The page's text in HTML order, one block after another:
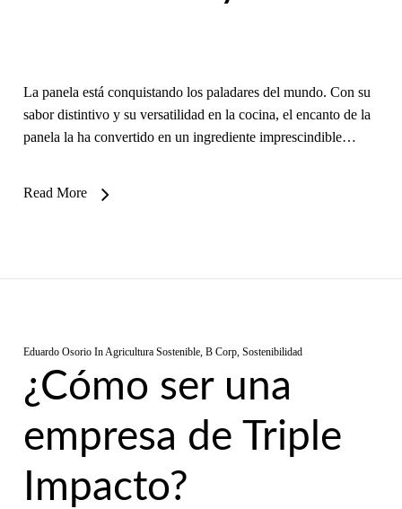
La panela está conquistando los paladares del mundo. Con su
sabor distintivo y su versatilidad en la cocina, el encanto de la
panela la ha convertido en un ingrediente imprescindible…
Read More
Eduardo Osorio InAgricultura Sostenible, B Corp, Sostenibilidad
¿Cómo ser una
empresa de Triple
Impacto?